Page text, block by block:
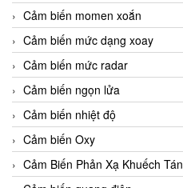
Cảm biến momen xoắn
Cảm biến mức dạng xoay
Cảm biến mức radar
Cảm biến ngọn lửa
Cảm biến nhiệt độ
Cảm biến Oxy
Cảm Biến Phản Xạ Khuếch Tán